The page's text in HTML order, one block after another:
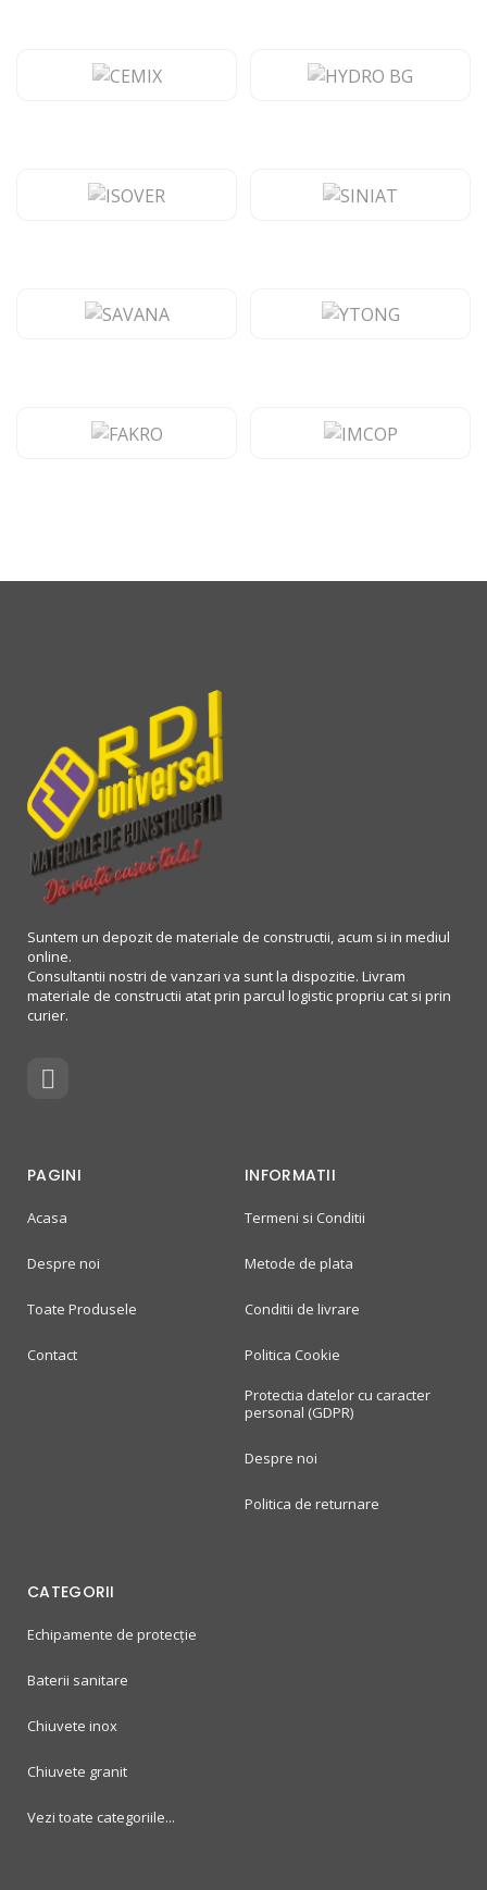
Suntem un depozit de materiale de constructii, acum si in mediul
online.
Consultantii nostri de vanzari va sunt la dispozitie. Livram
materiale de constructii atat prin parcul logistic propriu cat si prin
curier.
PAGINI
Acasa
Despre noi
Toate Produsele
Contact
INFORMATII
Termeni si Conditii
Metode de plata
Conditii de livrare
Politica Cookie
Protectia datelor cu caracter
personal (GDPR)
Despre noi
Politica de returnare
CATEGORII
Echipamente de protecție
Baterii sanitare
Chiuvete inox
Chiuvete granit
Vezi toate categoriile...